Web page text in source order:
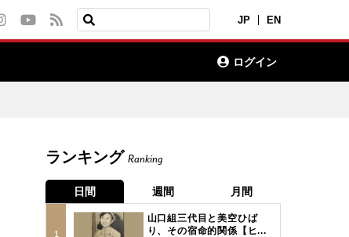
JP EN
ログイン
ランキング Ranking
日間 週間 月間
山口組三代目と美空ひば
り、その宿命的関係【ヒ...